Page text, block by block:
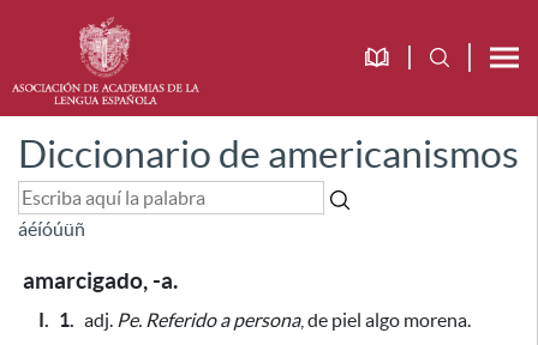
Diccionario de americanismos
áéíóúüñ
amarcigado, -a.
I. 1. adj. Pe. Referido a persona, de piel algo morena.